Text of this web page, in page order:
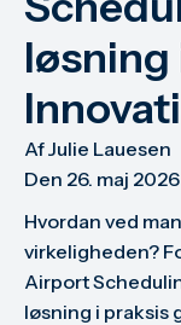
Af Julie Lauesen
Den 26. maj 2026
Hvordan ved
virkeligheden?
Airport
løsning i praksis